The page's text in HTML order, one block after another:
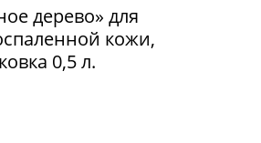
дерево» для
кожи,
0,5 л.